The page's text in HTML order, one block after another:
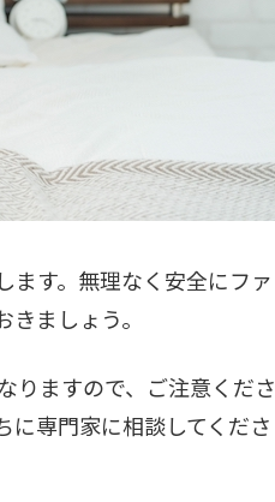
ます。無理なく安全にファ
ましょう。
りますので、ご注意くださ
に専門家に相談してくださ